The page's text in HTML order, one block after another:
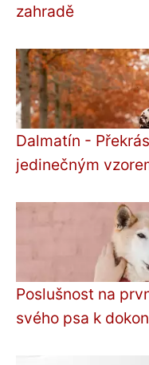
zahradě
Dalmatín -
jedinečným
Poslušnost na
svého psa k